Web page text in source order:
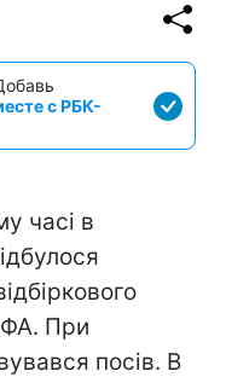
с РБК-
часі в
При
посів. В